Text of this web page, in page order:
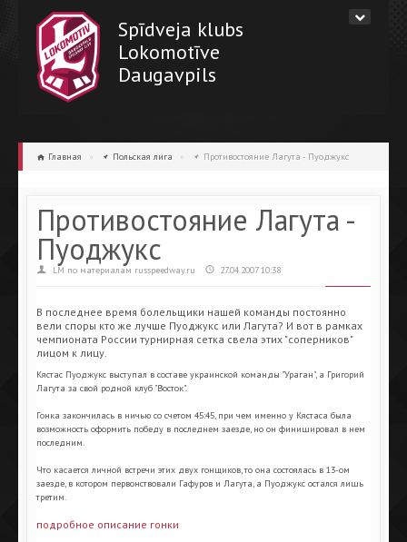
Spīdveja klubs
Lokomotīve
Daugavpils
Главная » Польская лига » Противостояние Лагута - Пуоджукс
Противостояние Лагута -
Пуоджукс
LM по материалам russpeedway.ru 27.04.2007 10:38
В последнее время болельщики нашей команды постоянно
вели споры кто же лучше Пуоджукс или Лагута? И вот в рамках
чемпионата России турнирная сетка свела этих "соперников"
лицом к лицу.
Кястас Пуоджукс выступал в составе украинской команды "Ураган", а Григорий
Лагута за свой родной клуб "Восток".
Гонка закончилась в ничью со счетом 45:45, при чем именно у Кястаса была
возможность оформить победу в последнем заезде, но он финишировал в нем
последним.
Что касается личной встречи этих двух гонщиков, то она состоялась в 13-ом
заезде, в котором первонствовали Гафуров и Лагута, а Пуоджукс остался лишь
третим.
подробное описание гонки